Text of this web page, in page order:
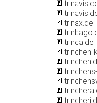
trinax.de
trinca.de
trinchen-